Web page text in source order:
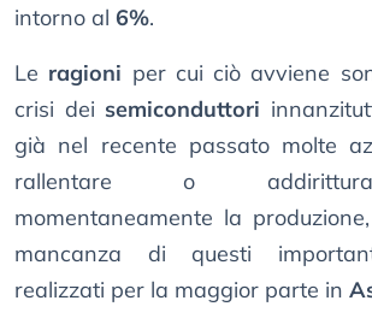
intorno al 6%.
Le ragioni per cui ciò avviene
crisi dei semiconduttori
già nel recente passato molte
rallentare o
momentaneamente la
mancanza di questi
realizzati per la maggior parte in